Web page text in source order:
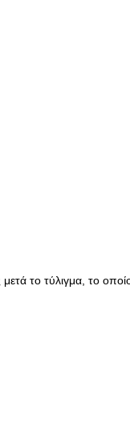
το τύλιγμα, το